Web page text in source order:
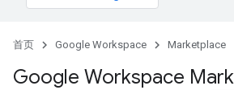
首页 Google Workspace Marketplace
Google Workspace